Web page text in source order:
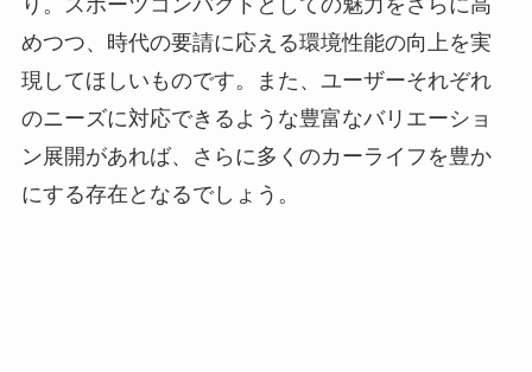
めつつ、時代の要請に応える環境性能の向上を実
現してほしいものです。また、ユーザーそれぞれ
のニーズに対応できるような豊富なバリエーショ
ン展開があれば、さらに多くのカーライフを豊か
にする存在となるでしょう。